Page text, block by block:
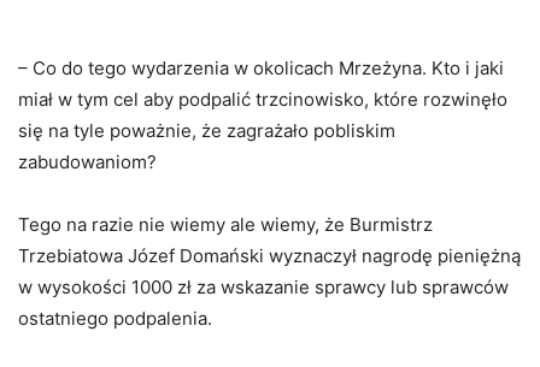
– Co do tego wydarzenia w okolicach Mrzeżyna. Kto i jaki
miał w tym cel aby podpalić trzcinowisko, które rozwinęło
się na tyle poważnie, że zagrażało pobliskim
zabudowaniom?
Tego na razie nie wiemy ale wiemy, że Burmistrz
Trzebiatowa Józef Domański wyznaczył nagrodę pieniężną
w wysokości 1000 zł za wskazanie sprawcy lub sprawców
ostatniego podpalenia.